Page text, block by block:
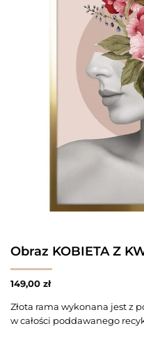
Obraz KOBIETA Z
149,00 zł
Złota rama wykonana jest z
w całości poddawanego